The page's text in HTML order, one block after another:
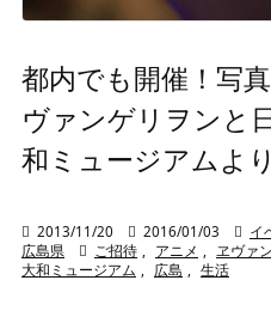
都内でも開催！写
ヴァンゲリヲンと
和ミュージアムより
 2013/11/20  2016/01/03  イ
広島県
 ご招待 アニメ ヱヴァ
大和ミュージアム
広島 生活